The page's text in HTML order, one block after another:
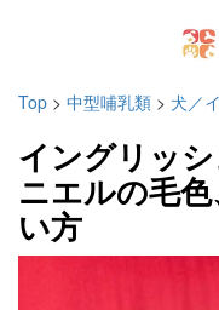
Top > 中型哺乳類 > 犬／
イングリッ
ニエルの毛
い方